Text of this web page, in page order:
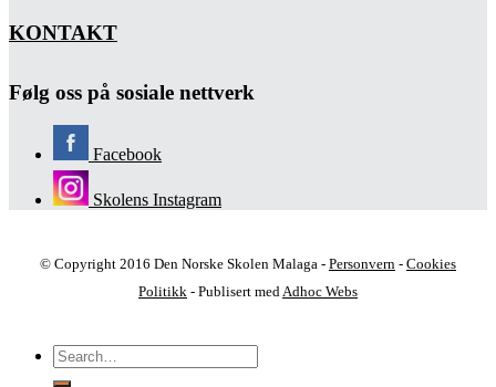
KONTAKT
Følg oss på sosiale nettverk
Facebook
Skolens Instagram
© Copyright 2016 Den Norske Skolen Malaga - Personvern - Cookies
Politikk - Publisert medAdhoc Webs